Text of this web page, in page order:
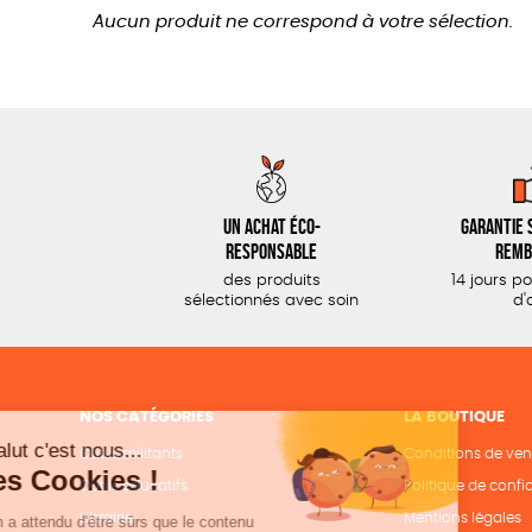
Aucun produit ne correspond à votre sélection.
Un achat éco-
responsable
des produits
sélectionnés avec soin
Garantie
14 jours
NOS CATÉGORIES
Outils militants
Outils éducatifs
Librairie
LA BOUTIQUE
Conditions de
Politique de
Mentions légales